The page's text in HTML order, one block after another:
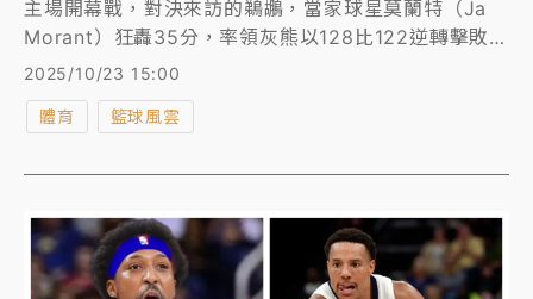
主場開幕戰，對決來訪的鵜鶘，當家球星莫蘭特（Ja
Morant）狂轟35分，率領灰熊以128比122逆轉擊敗鵜
鶘，風光摘下主場開幕戰勝利，但灰熊球迷卻不捧場，
便宜。
2025/10/23 15:00
體育 籃球風雲